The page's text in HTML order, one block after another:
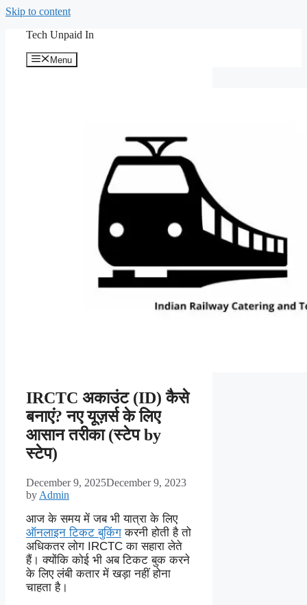
Skip to content
Tech Unpaid In
Menu
IRCTC अकाउंट (ID) कैसे
बनाएं? नए यूज़र्स के लिए
आसान तरीका (स्टेप by
स्टेप)
December 9, 2025December 9, 2023
by Admin
आज के समय में जब भी यात्रा के लिए
ऑनलाइन टिकट बुकिंग करनी होती है तो
अधिकतर लोग IRCTC का सहारा लेते
हैं। क्योंकि कोई भी अब टिकट बुक करने
के लिए लंबी कतार में खड़ा नहीं होना
चाहता है।